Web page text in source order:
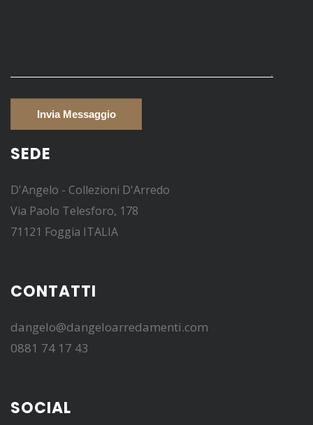
SEDE
D'Angelo - Collezioni D'Arredo
Via Paolo Telesforo, 178
71121 Foggia ITALIA
CONTATTI
dangelo@dangeloarredamenti.com
0881 74 17 43
SOCIAL